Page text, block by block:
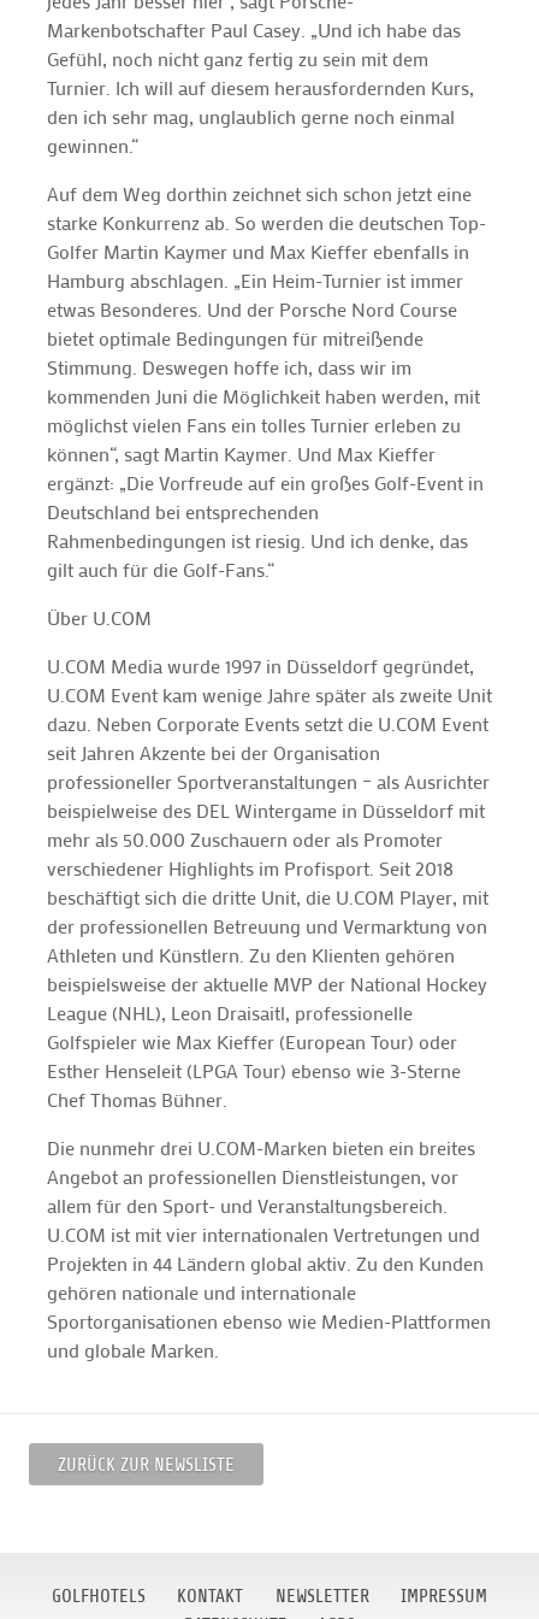
Markenbotschafter Paul Casey. „Und ich habe das
Gefühl, noch nicht ganz fertig zu sein mit dem
Turnier. Ich will auf diesem herausfordernden Kurs,
den ich sehr mag, unglaublich gerne noch einmal
gewinnen.“
Auf dem Weg dorthin zeichnet sich schon jetzt eine
starke Konkurrenz ab. So werden die deutschen Top-
Golfer Martin Kaymer und Max Kieffer ebenfalls in
Hamburg abschlagen. „Ein Heim-Turnier ist immer
etwas Besonderes. Und der Porsche Nord Course
bietet optimale Bedingungen für mitreißende
Stimmung. Deswegen hoffe ich, dass wir im
kommenden Juni die Möglichkeit haben werden, mit
möglichst vielen Fans ein tolles Turnier erleben zu
können“, sagt Martin Kaymer. Und Max Kieffer
ergänzt: „Die Vorfreude auf ein großes Golf-Event in
Deutschland bei entsprechenden
Rahmenbedingungen ist riesig. Und ich denke, das
gilt auch für die Golf-Fans.“
Über U.COM
U.COM Media wurde 1997 in Düsseldorf gegründet,
U.COM Event kam wenige Jahre später als zweite Unit
dazu. Neben Corporate Events setzt die U.COM Event
seit Jahren Akzente bei der Organisation
professioneller Sportveranstaltungen – als Ausrichter
beispielweise des DEL Wintergame in Düsseldorf mit
mehr als 50.000 Zuschauern oder als Promoter
verschiedener Highlights im Profisport. Seit 2018
beschäftigt sich die dritte Unit, die U.COM Player, mit
der professionellen Betreuung und Vermarktung von
Athleten und Künstlern. Zu den Klienten gehören
beispielsweise der aktuelle MVP der National Hockey
League (NHL), Leon Draisaitl, professionelle
Golfspieler wie Max Kieffer (European Tour) oder
Esther Henseleit (LPGA Tour) ebenso wie 3-Sterne
Chef Thomas Bühner.
Die nunmehr drei U.COM-Marken bieten ein breites
Angebot an professionellen Dienstleistungen, vor
allem für den Sport- und Veranstaltungsbereich.
U.COM ist mit vier internationalen Vertretungen und
Projekten in 44 Ländern global aktiv. Zu den Kunden
gehören nationale und internationale
Sportorganisationen ebenso wie Medien-Plattformen
und globale Marken.
ZURÜCK ZUR NEWSLISTE
GOLFHOTELS KONTAKT NEWSLETTER
IMPRESSUM